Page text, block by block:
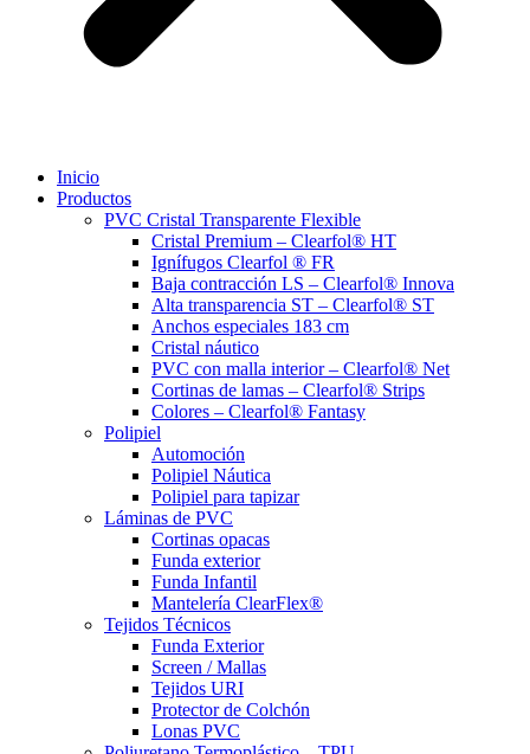
Inicio
Productos
PVC Cristal Transparente Flexible
Cristal Premium – Clearfol® HT
Ignífugos Clearfol ® FR
Baja contracción LS – Clearfol® Innova
Alta transparencia ST – Clearfol® ST
Anchos especiales 183 cm
Cristal náutico
PVC con malla interior – Clearfol® Net
Cortinas de lamas – Clearfol® Strips
Colores – Clearfol® Fantasy
Polipiel
Automoción
Polipiel Náutica
Polipiel para tapizar
Láminas de PVC
Cortinas opacas
Funda exterior
Funda Infantil
Mantelería ClearFlex®
Tejidos Técnicos
Funda Exterior
Screen / Mallas
Tejidos URI
Protector de Colchón
Lonas PVC